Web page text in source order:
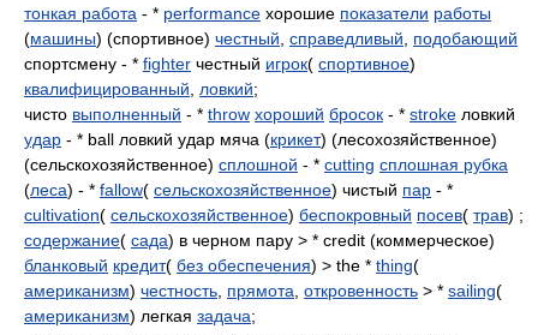
тонкая работа - * performance хорошие показатели работы
(машины) (спортивное) честный справедливый
подобающий
спортсмену - * fighter честный игрок( спортивное)
квалифицированный
ловкий;
чисто выполненный - * throw хороший бросок - * stroke ловкий
удар - * ball ловкий удар мяча (крикет) (лесохозяйственное)
(сельскохозяйственное) сплошной - * cutting сплошная рубка
(леса) - * fallow( сельскохозяйственное) чистый пар - *
cultivation( сельскохозяйственное) беспокровный посев( трав) ;
содержание( сада) в черном пару > * crеdit (коммерческое)
бланковый кредит( без обеспечения) > the * thing(
американизм) честность прямота откровенность > * sailing(
американизм) легкая задача;